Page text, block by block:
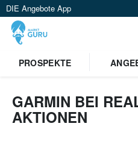
DIE Angebote App
PROSPEKTE
GARMIN BEI
AKTIONEN